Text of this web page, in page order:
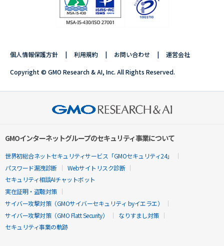
個人情報保護方針 利用規約 お問い合わせ 運営会社
Copyright © GMO Research & AI, Inc. All Rights Reserved.
GMOインターネットグループのセキュリティ事業について
世界初総合ネットセキュリティサービス「GMOセキュリティ24」
パスワード漏洩診断
Webサイトリスク診断
セキュリティ相談AIチャットボット
実在証明・盗聴対策
サイバー攻撃対策（GMOサイバーセキュリティ byイエラエ）
サイバー攻撃対策（GMO Flatt Security）
なりすまし対策
セキュリティ事業の軌跡